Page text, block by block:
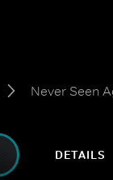
Never Seen
DETAILS